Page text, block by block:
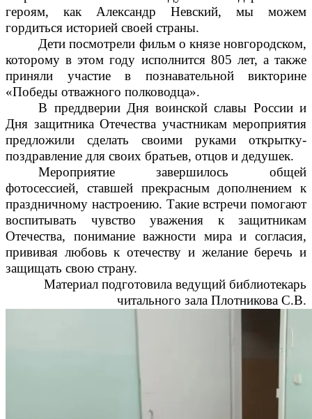
героям, как Александр Невский, мы можем
гордиться историей своей страны.
Дети посмотрели фильм о князе новгородском,
которому в этом году исполнится 805 лет, а также
приняли участие в познавательной викторине
«Победы отважного полководца».
В преддверии Дня воинской славы России и
Дня защитника Отечества участникам мероприятия
предложили сделать своими руками открытку-
поздравление для своих братьев, отцов и дедушек.
Мероприятие завершилось общей
фотосессией, ставшей прекрасным дополнением к
праздничному настроению. Такие встречи помогают
воспитывать чувство уважения к защитникам
Отечества, понимание важности мира и согласия,
прививая любовь к отечеству и желание беречь и
защищать свою страну.
Материал подготовила ведущий библиотекарь
читального зала Плотникова С.В.